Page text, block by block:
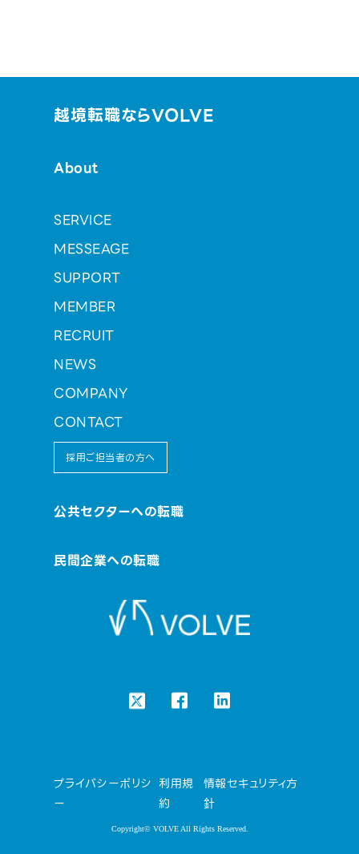
越境転職ならVOLVE
About
SERVICE
MESSEAGE
SUPPORT
MEMBER
RECRUIT
NEWS
COMPANY
CONTACT
採用ご担当者の方へ
公共セクターへの転職
民間企業への転職
プライバシーポリシ
ー
利用規
約
情報セキュリティ方
針
Copyright© VOLVE All Rights Reserved.